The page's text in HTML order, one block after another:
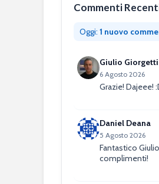
Commenti
Oggi: 1 nuovo
Giulio Giorgetti
6 Agosto 2026
Grazie! Dajeee!
Daniel Deana
5 Agosto 2026
Fantastico
complimenti!